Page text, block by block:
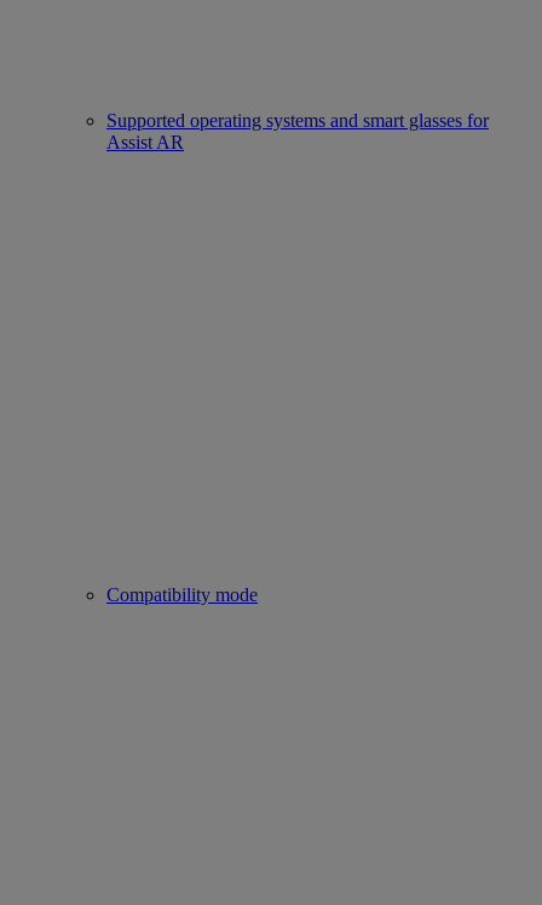
Supported operating systems and smart glasses for
Assist AR
Compatibility mode